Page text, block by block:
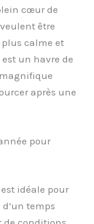
cœur de
être
calme et
est un havre de
après une
pour
idéale pour
temps